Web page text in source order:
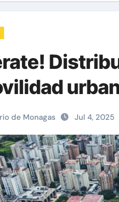
de Monagas Jul 4, 2025